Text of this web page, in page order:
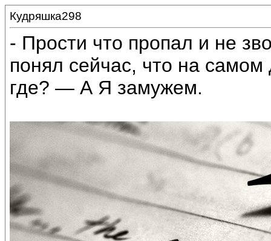
Кудряшка298
- Прости что пропал и не
понял сейчас, что на
где? — А Я замужем.